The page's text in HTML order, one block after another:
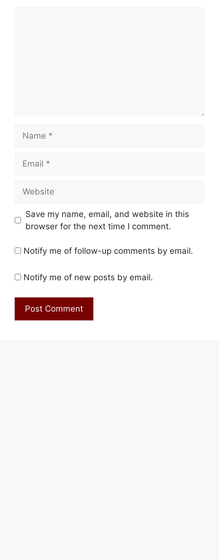
Save my name, email, and website in this
browser for the next time I comment.
Notify me of follow-up comments by email.
Notify me of new posts by email.